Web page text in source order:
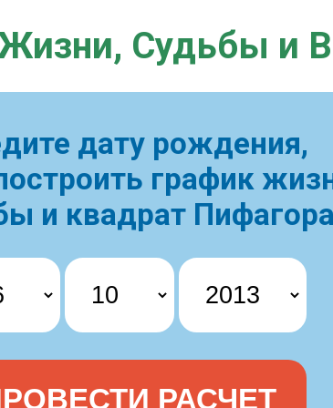
Судьбы и
дату рождения,
график
и квадрат
РАСЧЕТ